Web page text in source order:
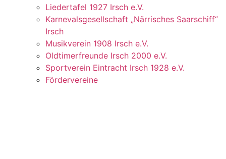
Liedertafel 1927 Irsch e.V.
Karnevalsgesellschaft „Närrisches Saarschiff“
Irsch
Musikverein 1908 Irsch e.V.
Oldtimerfreunde Irsch 2000 e.V.
Sportverein Eintracht Irsch 1928 e.V.
Fördervereine